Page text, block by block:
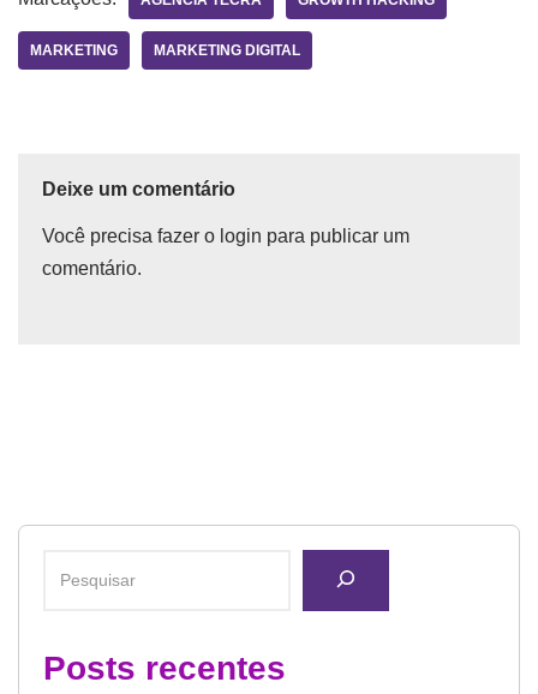
MARKETING MARKETING DIGITAL
Deixe um comentário
Você precisa fazer o login para publicar um
comentário.
Posts recentes